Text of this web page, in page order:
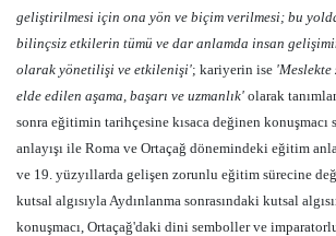
geliştirilmesi için ona yön ve biçim verilmesi; bu
bilinçsiz etkilerin tümü ve dar anlamda insan
olarak yönetilişi ve etkilenişi'; kariyerin ise 'Meslekte
elde edilen aşama, başarı ve uzmanlık' olarak
sonra eğitimin tarihçesine kısaca değinen konuşmacı
anlayışı ile Roma ve Ortaçağ dönemindeki eğitim
ve 19. yüzyıllarda gelişen zorunlu eğitim sürecine
kutsal algısıyla Aydınlanma sonrasındaki kutsal
konuşmacı, Ortaçağ'daki dini semboller ve